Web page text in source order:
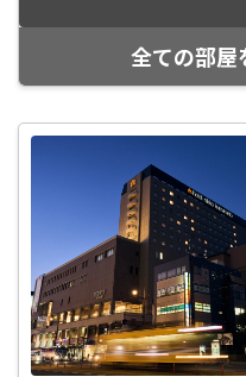
全ての部屋